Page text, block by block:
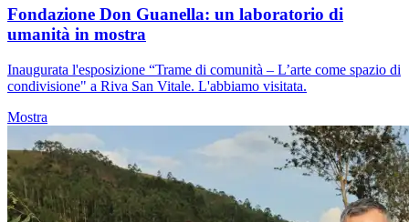
Fondazione Don Guanella: un laboratorio di
umanità in mostra
Inaugurata l'esposizione “Trame di comunità – L’arte come spazio di
condivisione" a Riva San Vitale. L'abbiamo visitata.
Mostra